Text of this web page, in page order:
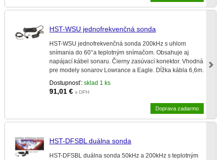
HST-WSU jednofrekvenčná sonda
HST-WSU jednofrekvenčná sonda 200kHz s uhlom
snímania do 60°a teplotným snímačom. Obsahuje aj
napájací kábel sonaru. Čierny zasúvací konektor. Vhodná
pre modely sonarov Lowrance a Eagle. Dĺžka kábla 6,6m.
Dostupnosť:sklad 1 ks
91,01 € s DPH
Doprava zadarmo
HST-DFSBL duálna sonda
HST-DFSBL duálna sonda 50kHz a 200kHz s teplotným